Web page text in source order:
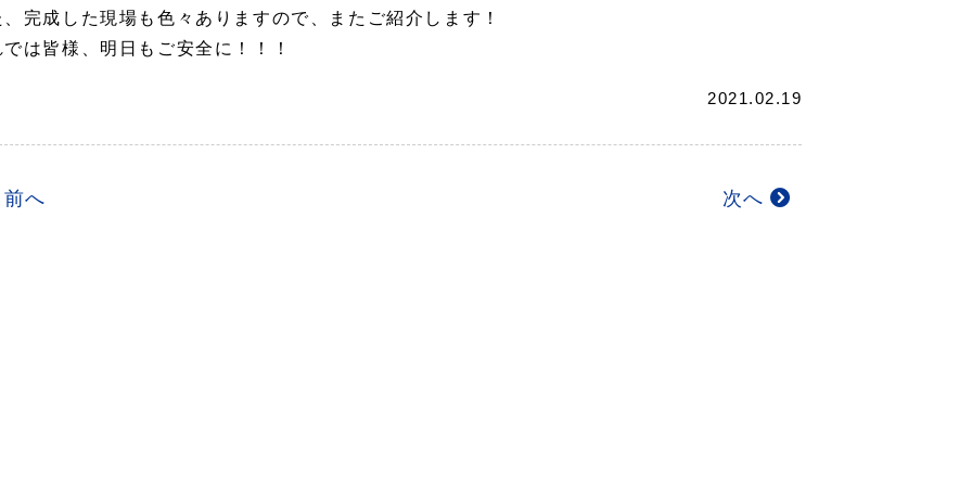
、完成した現場も色々ありますので、またご紹介します！
は皆様、明日もご安全に！！！
2021.02.19
へ 次へ